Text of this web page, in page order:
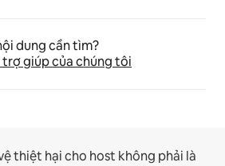
dung cần tìm?
giúp của chúng tôi
thiệt hại cho host không phải là